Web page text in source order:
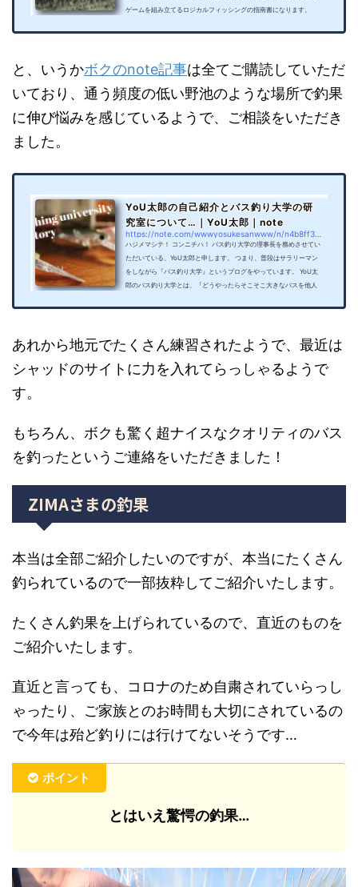
ゲームを組み立てるロジカルフィッシングの指南書になります。
と、いうかボクのnote記事は全てご購読していただ
いており、通う頻度の低い野池のような場所で釣果
に伸び悩みを感じているようで、ご相談をいただき
ました。
YoU太郎の自己紹介とバス釣り大学の研
究室について…｜YoU太郎｜note
ハジメマシテ！ コンニチハ！ バス釣り大学の理事長を務めさせてい
ただいている、YoU太郎と申します。 つまり、普段はサラリーマン
をしながら『バス釣り大学』というブログをやっています。 YoU太
郎のバス釣り大学とは、『どうやったらそこそこ大きなバスを他人
book、Instagramにアップしていたら、リアルの友人から『どうや
って釣っ...
あれから地元でたくさん練習されたようで、最近は
シャッドのサイトに力を入れてらっしゃるようで
す。
もちろん、ボクも驚く超ナイスなクオリティのバス
を釣ったというご連絡をいただきました！
ZIMAさまの釣果
本当は全部ご紹介したいのですが、本当にたくさん
釣られているので一部抜粋してご紹介いたします。
たくさん釣果を上げられているので、直近のものを
ご紹介いたします。
直近と言っても、コロナのため自粛されていらっし
ゃったり、ご家族とのお時間も大切にされているの
で今年は殆ど釣りには行けてないそうです…
ポイント
とはいえ驚愕の釣果…